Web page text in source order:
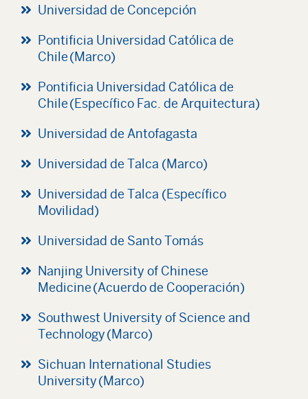
Universidad de Concepción
Pontificia Universidad Católica de
Chile (Marco)
Pontificia Universidad Católica de
Chile (Específico Fac. de Arquitectura)
Universidad de Antofagasta
Universidad de Talca (Marco)
Universidad de Talca (Específico
Movilidad)
Universidad de Santo Tomás
Nanjing University of Chinese
Medicine (Acuerdo de Cooperación)
Southwest University of Science and
Technology (Marco)
Sichuan International Studies
University (Marco)